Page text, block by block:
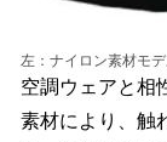
左：ナイロン素材モ
空調ウェアと相
素材により、触